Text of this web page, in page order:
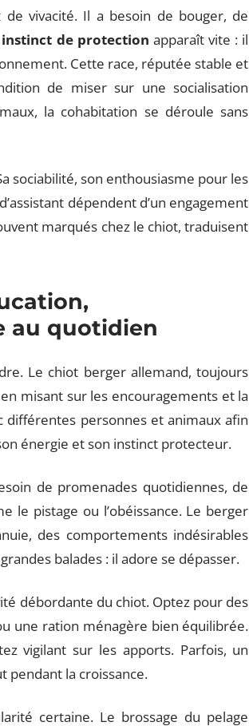
vivacité. Il a besoin de bouger, de
instinct de protection apparaît vite : il
Cette race, réputée stable et
de miser sur une socialisation
la cohabitation se déroule sans
sociabilité, son enthousiasme pour les
dépendent d’un engagement
marqués chez le chiot, traduisent
au quotidien
Le chiot berger allemand, toujours
misant sur les encouragements et la
différentes personnes et animaux afin
énergie et son instinct protecteur.
de promenades quotidiennes, de
le pistage ou l’obéissance. Le berger
des comportements indésirables
balades : il adore se dépasser.
débordante du chiot. Optez pour des
une ration ménagère bien équilibrée.
vigilant sur les apports. Parfois, un
pendant la croissance.
certaine. Le brossage du pelage